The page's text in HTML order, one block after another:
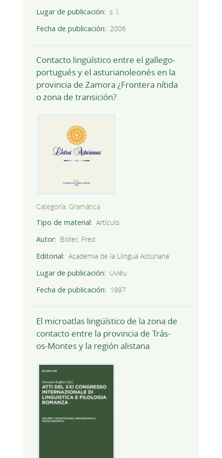
Lugar de publicación
s. l.
Fecha de publicación
2006
Contacto lingüístico entre el gallego-
portugués y el asturianoleonés en la
provincia de Zamora ¿Frontera nítida
o zona de transición?
Categoría: Gramática
Tipo de material
Artículo
Autor
Boller, Fred
Editorial
Academia de la Llingua Asturiana
Lugar de publicación
Uviéu
Fecha de publicación
1997
El microatlas lingüístico de la zona de
contacto entre la provincia de Trás-
os-Montes y la región alistana